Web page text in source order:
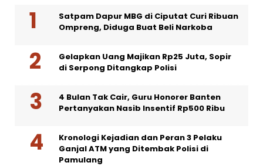
Satpam Dapur MBG di Ciputat Curi Ribuan
Ompreng, Diduga Buat Beli Narkoba
Gelapkan Uang Majikan Rp25 Juta, Sopir
di Serpong Ditangkap Polisi
4 Bulan Tak Cair, Guru Honorer Banten
Pertanyakan Nasib Insentif Rp500 Ribu
Kronologi Kejadian dan Peran 3 Pelaku
Ganjal ATM yang Ditembak Polisi di
Pamulang